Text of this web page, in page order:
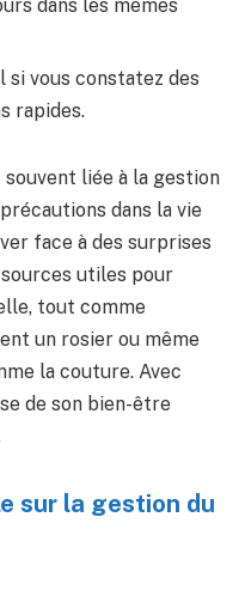
dans les mêmes
si vous constatez des
rapides.
souvent liée à la gestion
dans la vie
face à des surprises
utiles pour
tout comme
un rosier ou même
la couture. Avec
de son bien-être
sur la gestion du